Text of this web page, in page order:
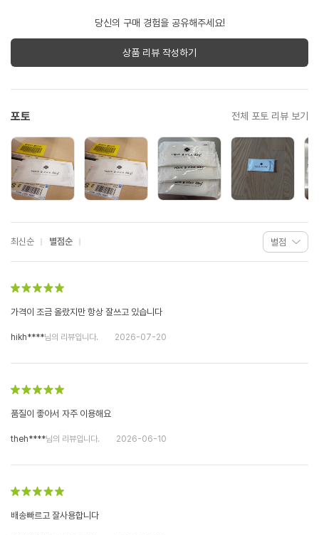
당신의 구매 경험을 공유해주세요!
상품 리뷰 작성하기
포토 전체 포토 리뷰 보기
최신순 별점순
가격이 조금 올랐지만 항상 잘쓰고 있습니다
hikh****님의 리뷰입니다. 2026-07-20
품질이 좋아서 자주 이용해요
theh****님의 리뷰입니다. 2026-06-10
배송빠르고 잘사용합니다